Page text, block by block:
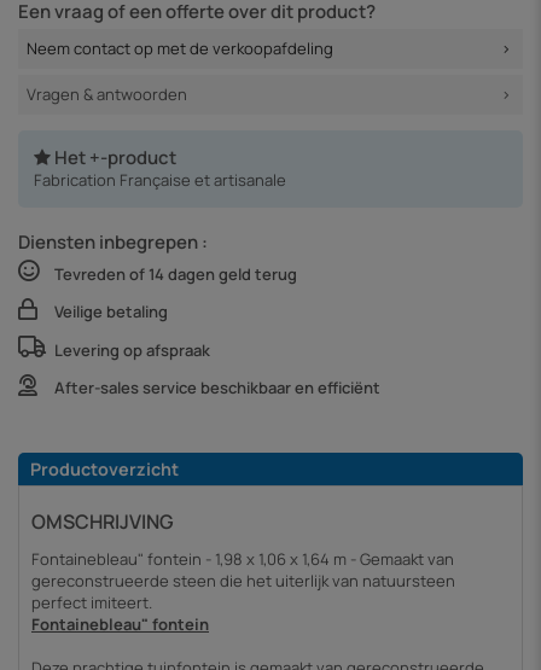
Een vraag of een offerte over dit product?
Neem contact op met de verkoopafdeling
Vragen & antwoorden
Het +-product
Fabrication Française et artisanale
Diensten inbegrepen :
Tevreden of 14 dagen geld terug
Veilige betaling
Levering op afspraak
After-sales service beschikbaar en efficiënt
Productoverzicht
OMSCHRIJVING
Fontainebleau" fontein - 1,98 x 1,06 x 1,64 m - Gemaakt van
gereconstrueerde steen die het uiterlijk van natuursteen
perfect imiteert.
Fontainebleau" fontein